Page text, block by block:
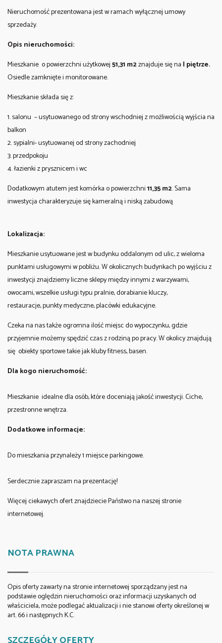
Nieruchomość prezentowana jest w ramach wyłącznej umowy
sprzedaży.
Opis nieruchomości:
Mieszkanie o powierzchni użytkowej51,31 m2znajduje się na I piętrze.
Osiedle zamknięte i monitorowane.
Mieszkanie składa się z:
1. salonu – usytuowanego od strony wschodniej z możliwością wyjścia na
balkon
2. sypialni- usytuowanej od strony zachodniej
3. przedpokoju
4. łazienki z prysznicem i wc
Dodatkowym atutem jest komórka o powierzchni11,35 m2. Sama
inwestycja charakteryzuje się kameralną i niską zabudową
Lokalizacja:
Mieszkanie usytuowane jest w budynku oddalonym od ulic, z wieloma
punktami usługowymi w pobliżu. W okolicznych budynkach po wyjściu z
inwestycji znajdziemy liczne sklepy między innymi z warzywami,
owocami, wszelkie usługi typu pralnie, dorabianie kluczy,
restauracje, punkty medyczne, placówki edukacyjne.
Czeka na nas także ogromna ilość miejsc do wypoczynku, gdzie
przyjemnie możemy spędzić czas z rodziną po pracy. W okolicy znajdują
się obiekty sportowe takie jak kluby fitness, basen.
Dla kogo nieruchomość:
Mieszkanie idealne dla osób, które doceniają jakość inwestycji. Ciche,
przestronne wnętrza.
Dodatkowe informacje:
Do mieszkania przynależy 1 miejsce parkingowe.
Serdecznie zapraszam na prezentację!
Więcej ciekawych ofert znajdziecie Państwo na naszej stronie
internetowej.
NOTA PRAWNA
Opis oferty zawarty na stronie internetowej sporządzany jest na
podstawie oględzin nieruchomości oraz informacji uzyskanych od
właściciela, może podlegać aktualizacji i nie stanowi oferty określonej w
art. 66 i następnych K.C.